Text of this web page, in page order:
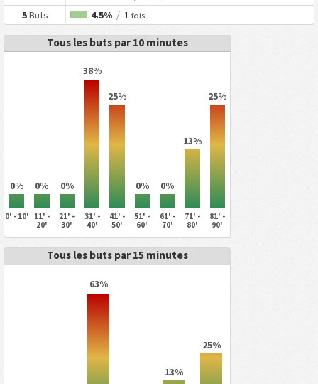
5Buts 4.5% / 1fois
Tous les buts par 10 minutes
0% 0% 0%
38%
25%
0% 0%
13%
25%
0' - 10'
11' -
20'
21' -
30'
31' -
40'
41' -
50'
51' -
60'
61' -
70'
71' -
80'
81' -
90'
Tous les buts par 15 minutes
63%
13%
25%